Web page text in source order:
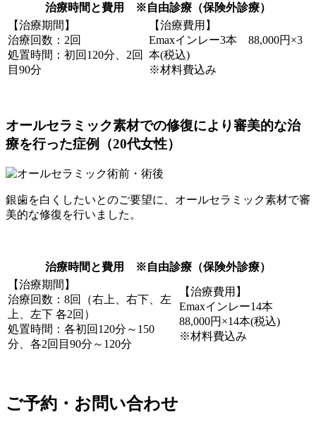
治療時間と費用 ※自由診療（保険外診療）
【治療期間】
治療回数：2回
処置時間：初回120分、2回
目90分
【治療費用】
Emaxインレー3本 88,000円×3
本(税込)
※材料費込み
オールセラミック素材での修復により審美的な治
療を行った症例（20代女性）
銀歯を白くしたいとのご要望に、オールセラミック素材で審
美的な修復を行いました。
治療時間と費用 ※自由診療（保険外診療）
【治療期間】
治療回数：8回（右上、右下、左
上、左下 各2回）
処置時間：各初回120分～150
分、各2回目90分～120分
【治療費用】
Emaxインレー14本
88,000円×14本(税込)
※材料費込み
ご予約・お問い合わせ